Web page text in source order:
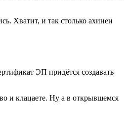
Хватит, и так столько ахинеи
ЭП придётся создавать
и клацаете. Ну а в открывшемся